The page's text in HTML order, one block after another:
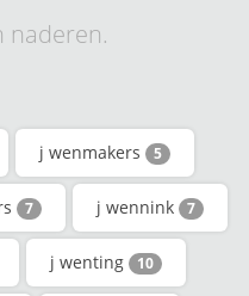
naderen.
j wenmakers 5
7 j wennink 7
j wenting 10